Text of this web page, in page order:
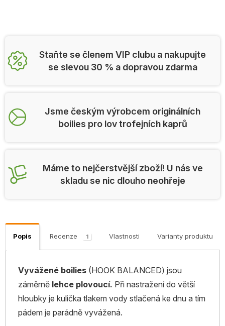
Staňte se členem VIP clubu a nakupujte
se slevou 30 % a dopravou zdarma
Jsme českým výrobcem originálních
boilies pro lov trofejních kaprů
Máme to nejčerstvější zboží! U nás ve
skladu se nic dlouho neohřeje
Popis Recenze 1 Vlastnosti Varianty produktu
Vyvážené boilies (HOOK BALANCED) jsou
záměrně lehce plovoucí. Při nastražení do větší
hloubky je kulička tlakem vody stlačená ke dnu a tím
pádem je parádně vyvážená.